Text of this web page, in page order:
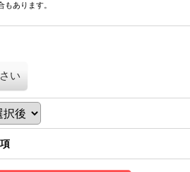
あります。
い